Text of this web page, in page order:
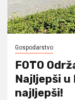
Gospodarstvo
FOTO
Najljepši
najljepši!